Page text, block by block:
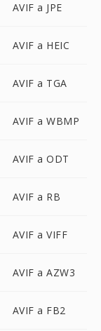
AVIF a JPE
AVIF a HEIC
AVIF a TGA
AVIF a WBMP
AVIF a ODT
AVIF a RB
AVIF a VIFF
AVIF a AZW3
AVIF a FB2